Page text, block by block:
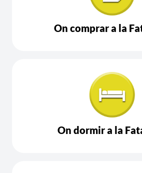
On comprar a la
On dormir a la